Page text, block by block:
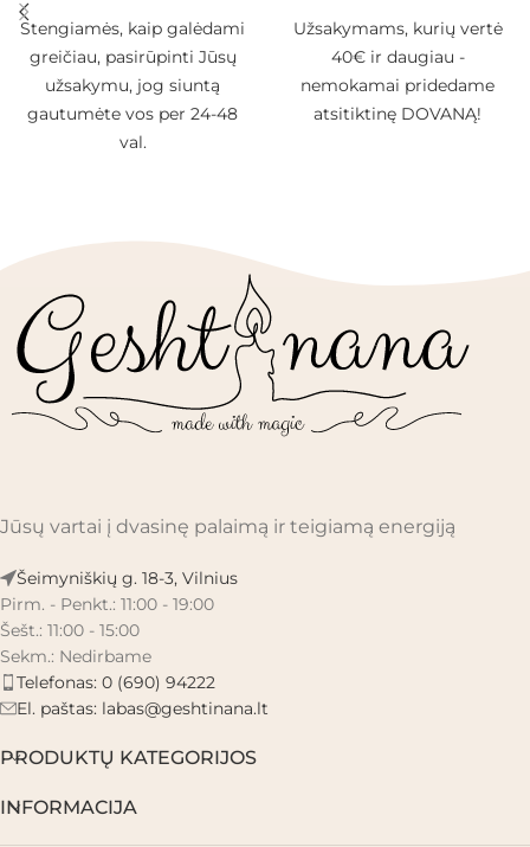
Stengiamės, kaip galėdami
greičiau, pasirūpinti Jūsų
užsakymu, jog siuntą
gautumėte vos per 24-48
val.
Užsakymams, kurių vertė
40€ ir daugiau -
nemokamai pridedame
atsitiktinę DOVANĄ!
Jūsų vartai į dvasinę palaimą ir teigiamą energiją
Šeimyniškių g. 18-3, Vilnius
Pirm. - Penkt.: 11:00 - 19:00
Šešt.: 11:00 - 15:00
Sekm.: Nedirbame
Telefonas: 0 (690) 94222
El. paštas: labas@geshtinana.lt
PRODUKTŲ KATEGORIJOS
INFORMACIJA